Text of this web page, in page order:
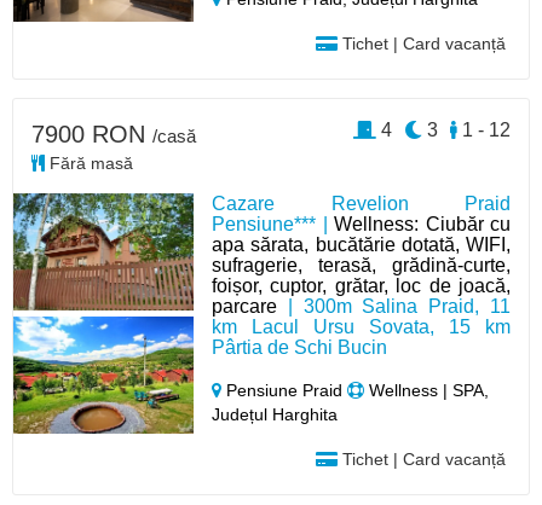
Tichet | Card vacanță
Cazare Revelion Praid
Pensiune*** |Wellness: Ciubăr cu
apa sărata, bucătărie dotată, WIFI,
sufragerie, terasă, grădină-curte,
foișor, cuptor, grătar, loc de joacă,
parcare | 300m Salina Praid, 11
km Lacul Ursu Sovata, 15 km
Pârtia de Schi Bucin
Pensiune Praid
Wellness | SPA,
Județul Harghita
Tichet | Card vacanță
7900 RON /casă
Fără masă
1 - 12
3
4